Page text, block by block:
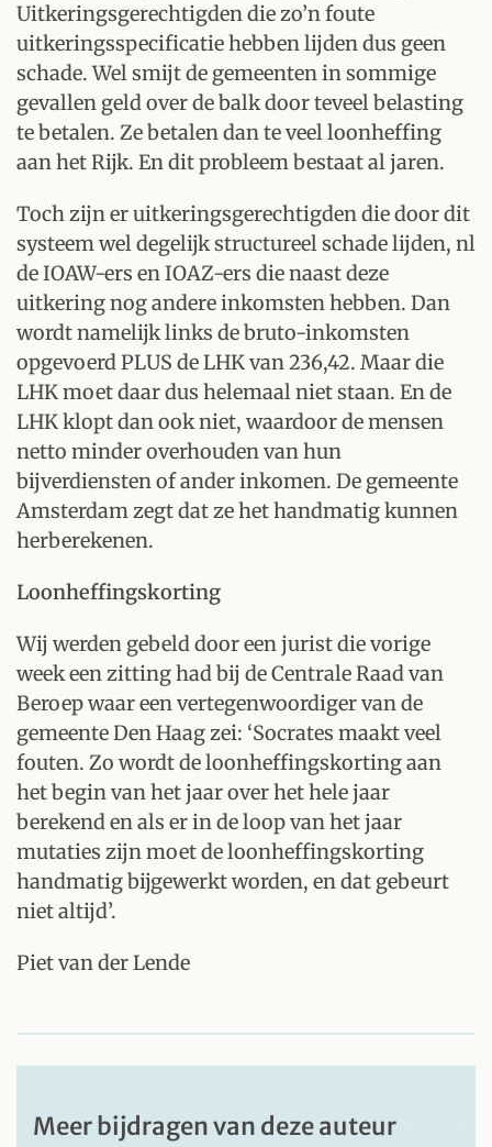
Uitkeringsgerechtigden die zo’n foute
uitkeringsspecificatie hebben lijden dus geen
schade. Wel smijt de gemeenten in sommige
gevallen geld over de balk door teveel belasting
te betalen. Ze betalen dan te veel loonheffing
aan het Rijk. En dit probleem bestaat al jaren.
Toch zijn er uitkeringsgerechtigden die door dit
systeem wel degelijk structureel schade lijden, nl
de IOAW-ers en IOAZ-ers die naast deze
uitkering nog andere inkomsten hebben. Dan
wordt namelijk links de bruto-inkomsten
opgevoerd PLUS de LHK van 236,42. Maar die
LHK moet daar dus helemaal niet staan. En de
LHK klopt dan ook niet, waardoor de mensen
netto minder overhouden van hun
bijverdiensten of ander inkomen. De gemeente
Amsterdam zegt dat ze het handmatig kunnen
herberekenen.
Loonheffingskorting
Wij werden gebeld door een jurist die vorige
week een zitting had bij de Centrale Raad van
Beroep waar een vertegenwoordiger van de
gemeente Den Haag zei: ‘Socrates maakt veel
fouten. Zo wordt de loonheffingskorting aan
het begin van het jaar over het hele jaar
berekend en als er in de loop van het jaar
mutaties zijn moet de loonheffingskorting
handmatig bijgewerkt worden, en dat gebeurt
niet altijd’.
Piet van der Lende
Meer bijdragen van deze auteur